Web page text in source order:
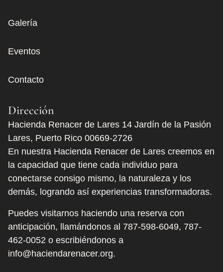
Galería
Eventos
Contacto
Dirección
Hacienda Renacer de Lares 14 Jardín de la Pasión
Lares, Puerto Rico 00669-2726
En nuestra Hacienda Renacer de Lares creemos en
la capacidad que tiene cada individuo para
conectarse consigo mismo, la naturaleza y los
demás, logrando así experiencias transformadoras.
Puedes visitarnos haciendo una reserva con
anticipación, llamándonos al 787-598-6049, 787-
462-0052 o escribiéndonos a
info@haciendarenacer.org.